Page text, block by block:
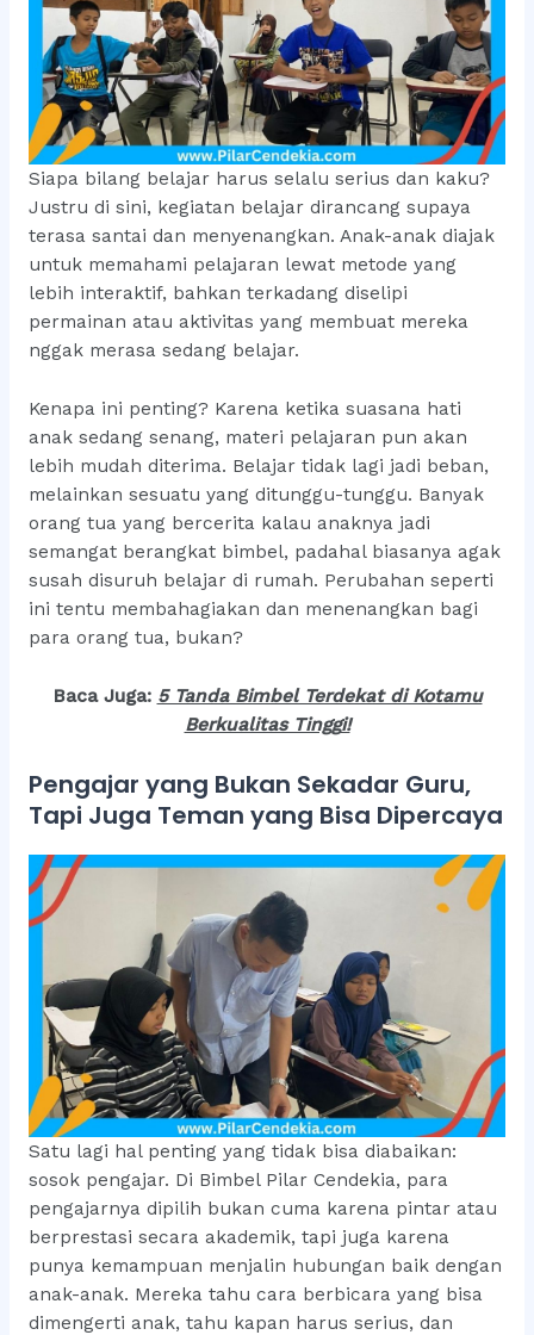
Siapa bilang belajar harus selalu serius dan kaku?
Justru di sini, kegiatan belajar dirancang supaya
terasa santai dan menyenangkan. Anak-anak diajak
untuk memahami pelajaran lewat metode yang
lebih interaktif, bahkan terkadang diselipi
permainan atau aktivitas yang membuat mereka
nggak merasa sedang belajar.
Kenapa ini penting? Karena ketika suasana hati
anak sedang senang, materi pelajaran pun akan
lebih mudah diterima. Belajar tidak lagi jadi beban,
melainkan sesuatu yang ditunggu-tunggu. Banyak
orang tua yang bercerita kalau anaknya jadi
semangat berangkat bimbel, padahal biasanya agak
susah disuruh belajar di rumah. Perubahan seperti
ini tentu membahagiakan dan menenangkan bagi
para orang tua, bukan?
Baca Juga: 5 Tanda Bimbel Terdekat di Kotamu
Berkualitas Tinggi!
Pengajar yang Bukan Sekadar Guru,
Tapi Juga Teman yang Bisa Dipercaya
Satu lagi hal penting yang tidak bisa diabaikan:
sosok pengajar. Di Bimbel Pilar Cendekia, para
pengajarnya dipilih bukan cuma karena pintar atau
berprestasi secara akademik, tapi juga karena
punya kemampuan menjalin hubungan baik dengan
anak-anak. Mereka tahu cara berbicara yang bisa
dimengerti anak, tahu kapan harus serius, dan